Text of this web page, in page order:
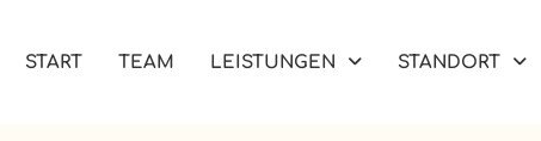
START TEAM LEISTUNGEN STANDORT